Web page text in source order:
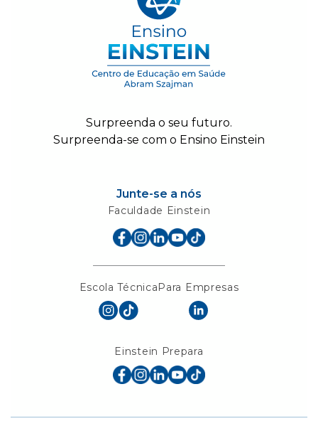
Surpreenda o seu futuro.
Surpreenda-se com o Ensino Einstein
Junte-se a nós
Faculdade Einstein
Escola TécnicaPara Empresas
Einstein Prepara